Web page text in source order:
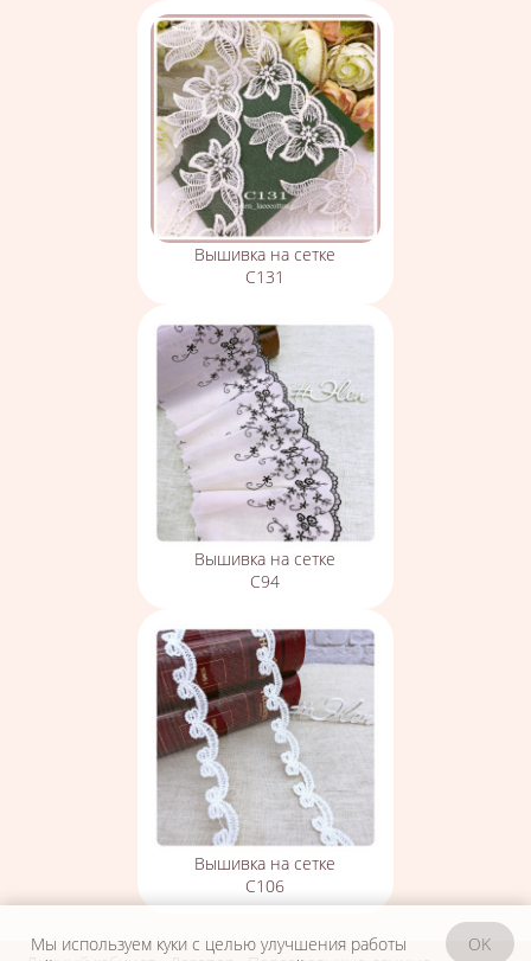
Вышивка на сетке
С131
Вышивка на сетке
С94
Вышивка на сетке
С106
Мы используем куки с целью улучшения работы
OK